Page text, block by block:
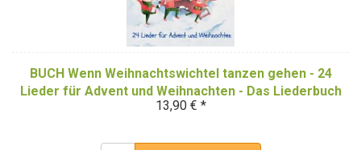
BUCH Wenn Weihnachtswichtel tanzen gehen - 24
Lieder für Advent und Weihnachten - Das Liederbuch
13,90 € *